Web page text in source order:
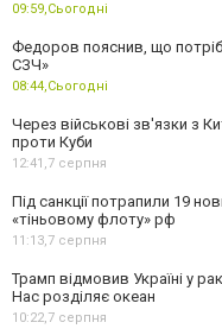
09:59,Сьогодні
Федоров пояснив, що
СЗЧ»
08:44,Сьогодні
Через військові зв'язки з
проти Куби
12:41,7 серпня
Під санкції потрапили 19
«тіньовому флоту» рф
11:13,7 серпня
Трамп відмовив Україні у
Нас розділяє океан
10:22,7 серпня